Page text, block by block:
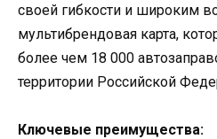
своей гибкости и широким
мультибрендовая карта,
более чем 18 000
территории Российской
Ключевые преимущества: